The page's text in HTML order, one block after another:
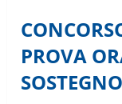
PROVA
SOSTEGNO